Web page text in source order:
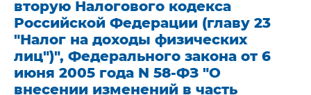
вторую Налогового кодекса
Российской Федерации (главу 23
"Налог на доходы физических
лиц")", Федерального закона от 6
июня 2005 года N 58-ФЗ "О
внесении изменений в часть